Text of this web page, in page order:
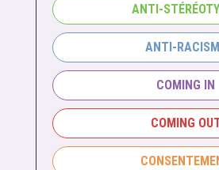
ANTI-
ANTI-
COMING IN
COMING